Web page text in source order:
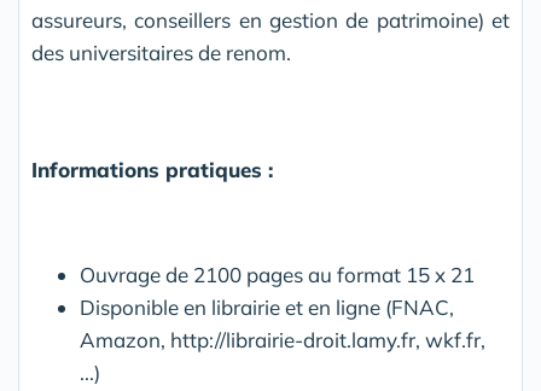
assureurs, conseillers en gestion de patrimoine) et
des universitaires de renom.
Informations pratiques :
Ouvrage de 2100 pages au format 15 x 21
Disponible en librairie et en ligne (FNAC,
Amazon, http://librairie-droit.lamy.fr, wkf.fr,
...)